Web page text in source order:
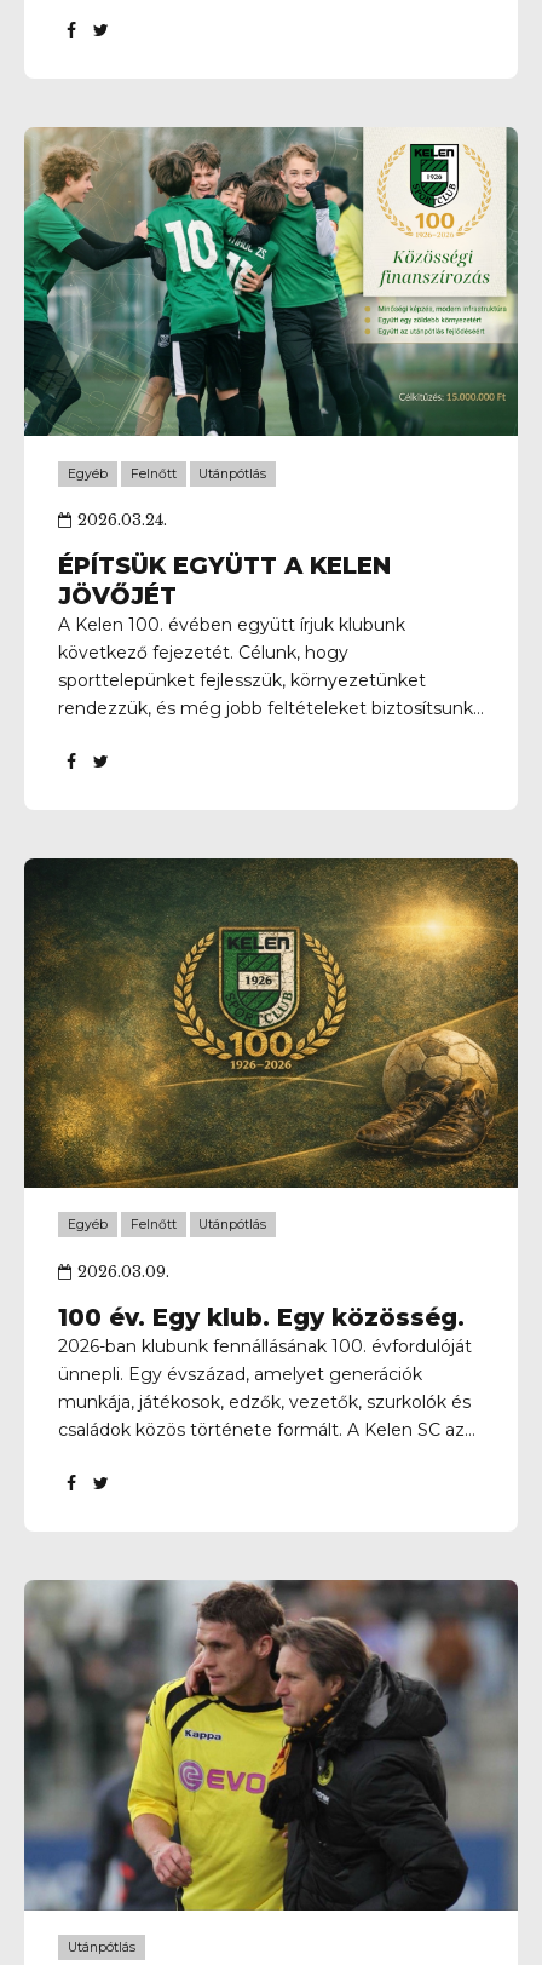
bőven lesz hely a bicikliknek és a rollereknek,
van a közösség támogatására is – a beteljesülni
látszó álmok mellett erről is beszél egyesületünk
elnöke, Andreas van den Aker Aki a napokban járt
a pályán, láthatta, valami készül… Sőt! Több
minden készül… Merthogy eljött az ideje annak,
hogy...
Egyéb Felnőtt Utánpótlás
2026.03.24.
ÉPÍTSÜK EGYÜTT A KELEN
JÖVŐJÉT
A Kelen 100. évében együtt írjuk klubunk
következő fejezetét. Célunk, hogy
sporttelepünket fejlesszük, környezetünket
rendezzük, és még jobb feltételeket biztosítsunk
rendezettebb környezet új közösségi elemek A
támogatás számít – és minden hozzájárulás
közelebb visz minket ahhoz, hogy egy még
erősebb, még összetartóbb közösséget építsünk.
Légy Te is részese a Kelen jövőjének! Támogass
itt: https://www.kelenshop.com/kelen100
Egyéb Felnőtt Utánpótlás
2026.03.09.
100 év. Egy klub. Egy közösség.
2026-ban klubunk fennállásának 100. évfordulóját
ünnepli. Egy évszázad, amelyet generációk
munkája, játékosok, edzők, vezetők, szurkolók és
családok közös története formált. A Kelen SC az
kihívásokat és újrakezdéseket, de egy dolog
ezt a különleges mérföldkövet. Számos
programmal, eseménnyel és meglepetéssel
készülünk már a tavasz folyamán is, hogy együtt
emlékezhessünk a múltunkra, és együtt
tekintsünk a jövőbe. Köszönjük mindenkinek, aki
az elmúlt 100 évben a Kelen család részese volt. A
történetünk tovább íródik.
Utánpótlás